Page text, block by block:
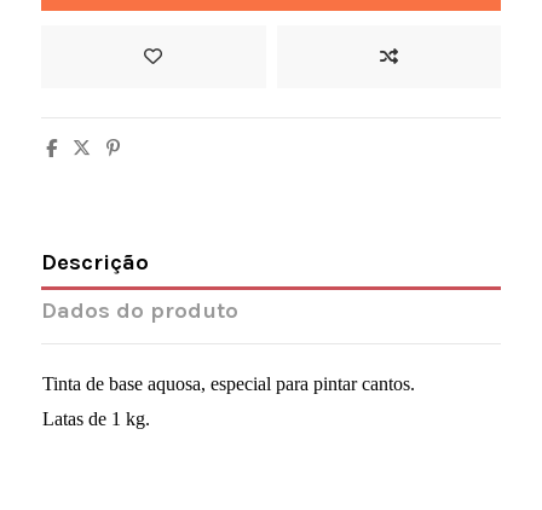
Descrição
Dados do produto
Tinta de base aquosa, especial para pintar cantos.
Latas de 1 kg.